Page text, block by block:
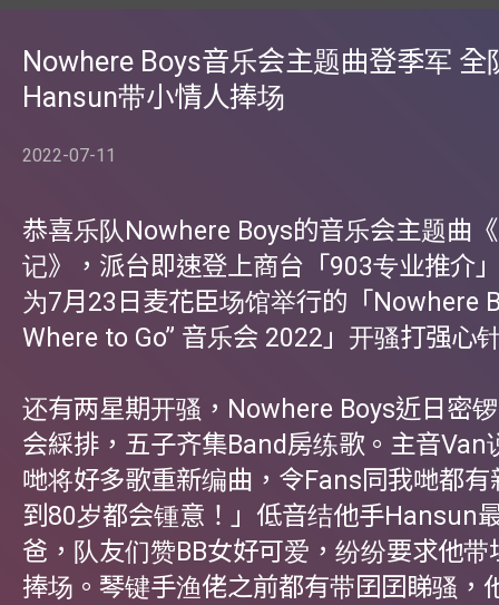
Nowhere Boys音乐会主题曲登季军 全
Hansun带小情人捧场
2022-07-11
恭喜乐队Nowhere Boys的音乐会主题曲
记》，派台即速登上商台「903专业推介
为7月23日麦花臣场馆举行的「Nowhere
Where to Go” 音乐会 2022」开骚打强心
还有两星期开骚，Nowhere Boys近日密
会綵排，五子齐集Band房练歌。主音Van
哋将好多歌重新编曲，令Fans同我哋都有
到80岁都会锺意！」低音结他手Hansun
爸，队友们赞BB女好可爱，纷纷要求他带
捧场。琴键手渔佬之前都有带囝囝睇骚，